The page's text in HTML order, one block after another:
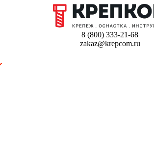
8 (800) 333-21-68
zakaz@krepcom.ru